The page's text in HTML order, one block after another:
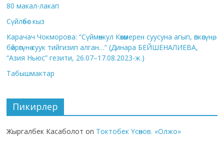
80 макал-лакап
Сүйлөбөс кыз
Карачач Чокморова: “Сүймөнкул Көкөмерен суусуна агып, өпкөсүнө,
бөйрөгүнө суук тийгизип алган…” (Динара БЕЙШЕНАЛИЕВА,
“Азия Ньюс” гезити, 26.07–17.08.2023-ж.)
Табышмактар
Пикирлер
Жыргалбек Касаболот on Токтобек Үсөнов. «Олжо»